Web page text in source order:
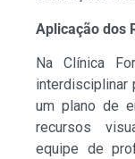
Aplicação dos
Na Clínica
interdisciplinar
um plano de
recursos
equipe de